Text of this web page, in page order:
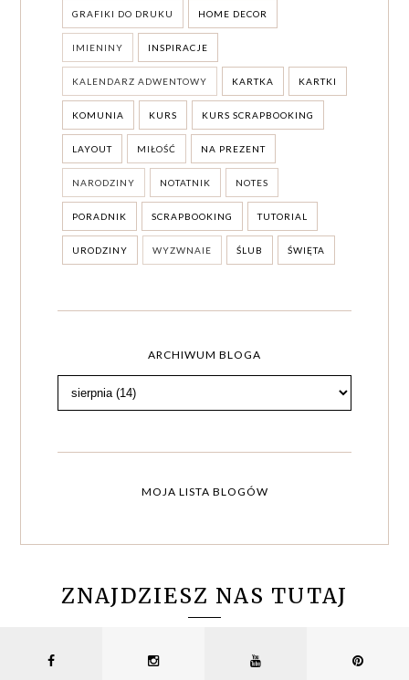
GRAFIKI DO DRUKU HOME DECOR
IMIENINY INSPIRACJE
KALENDARZ ADWENTOWY KARTKA KARTKI
KOMUNIA KURS KURS SCRAPBOOKING
LAYOUT MIŁOŚĆ NA PREZENT
NARODZINY NOTATNIK NOTES
PORADNIK SCRAPBOOKING TUTORIAL
URODZINY WYZWNAIE ŚLUB ŚWIĘTA
ARCHIWUM BLOGA
MOJA LISTA BLOGÓW
ZNAJDZIESZ NAS TUTAJ